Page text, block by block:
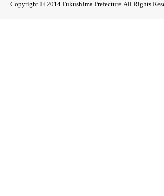
Copyright © 2014 Fukushima Prefecture.All Rights